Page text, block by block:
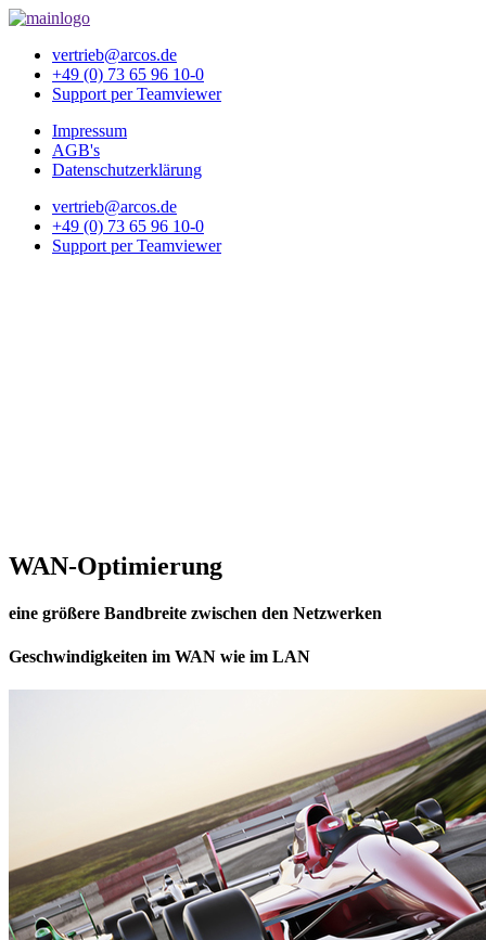
vertrieb@arcos.de
+49 (0) 73 65 96 10-0
Support per Teamviewer
Impressum
AGB's
Datenschutzerklärung
vertrieb@arcos.de
+49 (0) 73 65 96 10-0
Support per Teamviewer
WAN-Optimierung
eine größere Bandbreite zwischen den Netzwerken
Geschwindigkeiten im WAN wie im LAN